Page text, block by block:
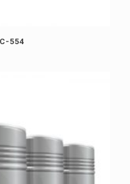
554